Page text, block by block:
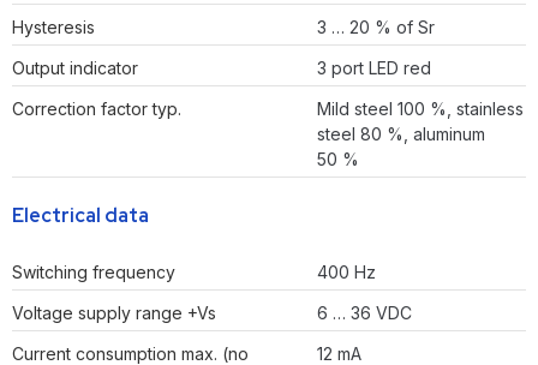
Hysteresis
3 … 20 % of Sr
Output indicator
3 port LED red
Correction factor typ.
Mild steel 100 %, stainless
steel 80 %, aluminum
50 %
Electrical data
Switching frequency
400 Hz
Voltage supply range +Vs
6 … 36 VDC
Current consumption max. (no
12 mA